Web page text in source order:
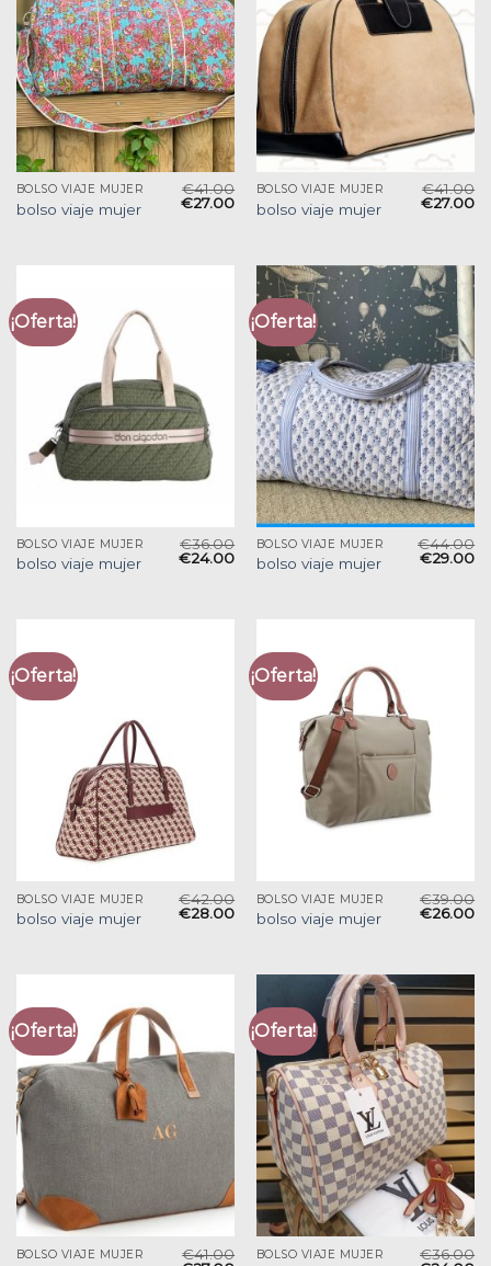
BOLSO VIAJE MUJER
bolso viaje mujer
€41.00
€27.00
BOLSO VIAJE MUJER
bolso viaje mujer
€41.00
€27.00
¡Oferta!
BOLSO VIAJE MUJER
bolso viaje mujer
€36.00
€24.00
¡Oferta!
BOLSO VIAJE MUJER
bolso viaje mujer
€44.00
€29.00
¡Oferta!
BOLSO VIAJE MUJER
bolso viaje mujer
€42.00
€28.00
¡Oferta!
BOLSO VIAJE MUJER
bolso viaje mujer
€39.00
€26.00
¡Oferta!
BOLSO VIAJE MUJER €41.00
¡Oferta!
BOLSO VIAJE MUJER €36.00